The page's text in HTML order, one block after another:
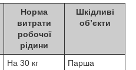
Норма
витрати
робочої
рідини
Шкідливі
об’єкти
На 30 кг
Парша